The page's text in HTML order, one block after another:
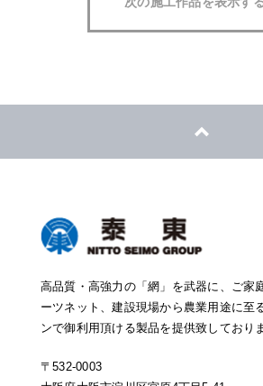
高品質・高強力の「網」を武器に、ご家
ーツネット、建設現場から農業用途に至
ンで御利用頂ける製品を提供致しており
〒532-0003